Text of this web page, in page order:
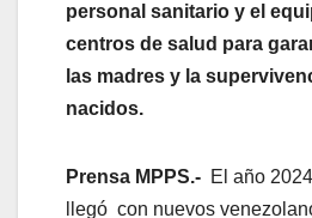
personal sanitario y el
centros de salud para
las madres y la
nacidos.
Prensa MPPS.- El año
llegó con nuevos